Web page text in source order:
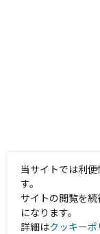
当サイトでは利
す。
サイトの閲覧を
になります。
詳細はクッキーポ